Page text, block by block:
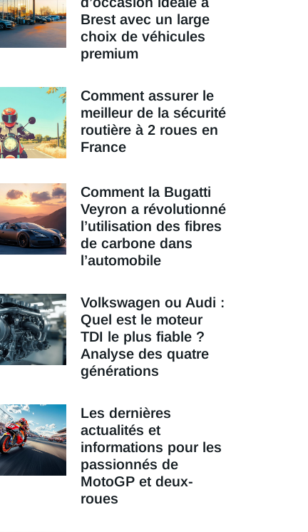
Brest avec un large
choix de véhicules
premium
Comment assurer le
meilleur de la sécurité
routière à 2 roues en
France
Comment la Bugatti
Veyron a révolutionné
l’utilisation des fibres
de carbone dans
l’automobile
Volkswagen ou Audi :
Quel est le moteur
TDI le plus fiable ?
Analyse des quatre
générations
Les dernières
actualités et
informations pour les
passionnés de
MotoGP et deux-
roues